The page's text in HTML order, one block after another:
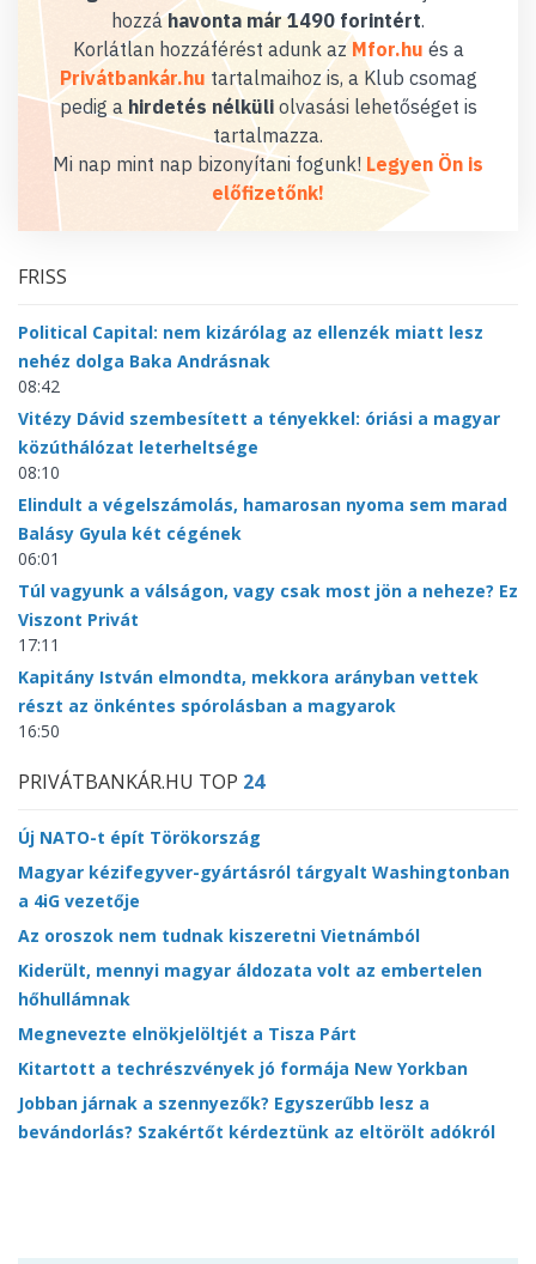
hozzáhavonta már 1490 forintért.
Korlátlan hozzáférést adunk az Mfor.hu és a
Privátbankár.hu tartalmaihoz is, a Klub csomag
pedig a hirdetés nélküliolvasási lehetőséget is
tartalmazza.
Mi nap mint nap bizonyítani fogunk! Legyen Ön is
előfizetőnk!
FRISS
Political Capital: nem kizárólag az ellenzék miatt lesz
nehéz dolga Baka Andrásnak
08:42
Vitézy Dávid szembesített a tényekkel: óriási a magyar
közúthálózat leterheltsége
08:10
Elindult a végelszámolás, hamarosan nyoma sem marad
Balásy Gyula két cégének
06:01
Túl vagyunk a válságon, vagy csak most jön a neheze? Ez
Viszont Privát
17:11
Kapitány István elmondta, mekkora arányban vettek
részt az önkéntes spórolásban a magyarok
16:50
PRIVÁTBANKÁR.HU TOP 24
Új NATO-t épít Törökország
Magyar kézifegyver-gyártásról tárgyalt Washingtonban
a 4iG vezetője
Az oroszok nem tudnak kiszeretni Vietnámból
Kiderült, mennyi magyar áldozata volt az embertelen
hőhullámnak
Megnevezte elnökjelöltjét a Tisza Párt
Kitartott a techrészvények jó formája New Yorkban
Jobban járnak a szennyezők? Egyszerűbb lesz a
bevándorlás? Szakértőt kérdeztünk az eltörölt adókról